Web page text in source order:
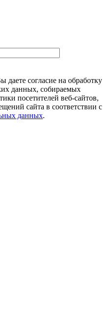
даете согласие на обработку
данных, собираемых
посетителей веб-сайтов,
сайта в соответствии с
данных.